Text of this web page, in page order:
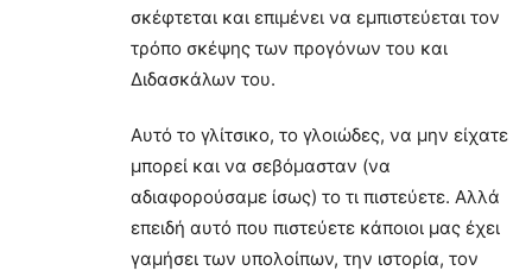
σκέφτεται και επιμένει να εμπιστεύεται τον
τρόπο σκέψης των προγόνων του και
Διδασκάλων του.
Αυτό το γλίτσικο, το γλοιώδες, να μην είχατε
μπορεί και να σεβόμασταν (να
αδιαφορούσαμε ίσως) το τι πιστεύετε. Αλλά
επειδή αυτό που πιστεύετε κάποιοι μας έχει
γαμήσει των υπολοίπων, την ιστορία, τον